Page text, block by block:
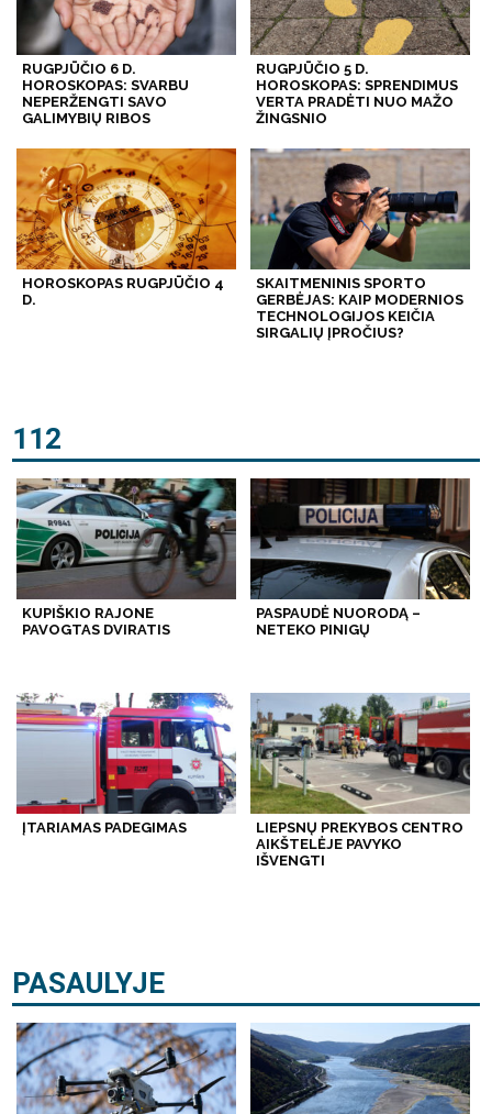
RUGPJŪČIO 6 D.
HOROSKOPAS: SVARBU
NEPERŽENGTI SAVO
GALIMYBIŲ RIBOS
RUGPJŪČIO 5 D.
HOROSKOPAS: SPRENDIMUS
VERTA PRADĖTI NUO MAŽO
ŽINGSNIO
HOROSKOPAS RUGPJŪČIO 4
D.
SKAITMENINIS SPORTO
GERBĖJAS: KAIP MODERNIOS
TECHNOLOGIJOS KEIČIA
SIRGALIŲ ĮPROČIUS?
112
KUPIŠKIO RAJONE
PAVOGTAS DVIRATIS
PASPAUDĖ NUORODĄ –
NETEKO PINIGŲ
ĮTARIAMAS PADEGIMAS
LIEPSNŲ PREKYBOS CENTRO
AIKŠTELĖJE PAVYKO
IŠVENGTI
PASAULYJE